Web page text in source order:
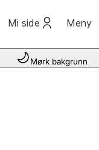
Mi side Meny
Mørk bakgrunn